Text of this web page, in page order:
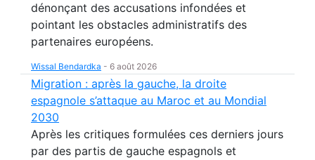
dénonçant des accusations infondées et
pointant les obstacles administratifs des
partenaires européens.
Wissal Bendardka - 6 août 2026
Migration : après la gauche, la droite
espagnole s’attaque au Maroc et au Mondial
2030
Après les critiques formulées ces derniers jours
par des partis de gauche espagnols et